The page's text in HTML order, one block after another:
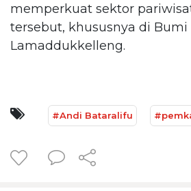
memperkuat sektor
tersebut, khususnya di Bumi
Lamaddukkelleng.
#Andi Bataralifu